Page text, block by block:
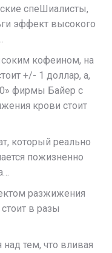
спеШиалисты,
эффект высокого
кофеином, на
+/- 1 доллар, а,
фирмы Байер с
крови стоит
который реально
пожизненно
разжижения
в разы
тем, что вливая